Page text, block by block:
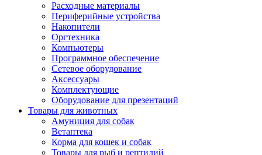
Расходные материалы
Периферийные устройства
Накопители
Оргтехника
Компьютеры
Программное обеспечение
Сетевое оборудование
Аксессуары
Комплектующие
Оборудование для презентаций
Товары для животных
Амуниция для собак
Ветаптека
Корма для кошек и собак
Товары для рыб и рептилий